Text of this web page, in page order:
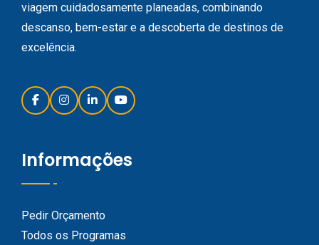
viagem cuidadosamente planeadas, combinando
descanso, bem-estar e a descoberta de destinos de
excelência.
Informações
Pedir Orçamento
Todos os Programas